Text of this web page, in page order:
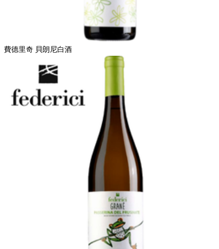
費德里奇 貝朗尼白酒